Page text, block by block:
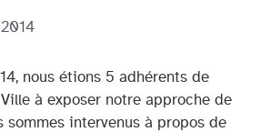
nous étions 5 adhérents de
à exposer notre approche de
sommes intervenus à propos de